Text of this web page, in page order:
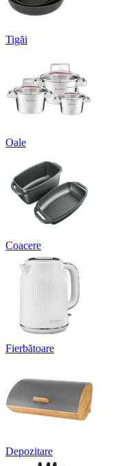
Tigăi
Oale
Coacere
Fierbătoare
Depozitare